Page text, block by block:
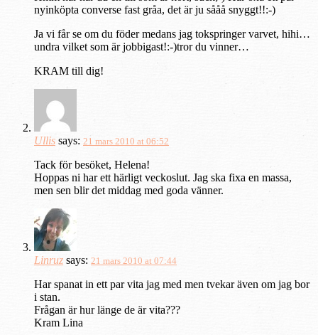
nyinköpta converse fast gråa, det är ju sååå snyggt!!:-)
Ja vi får se om du föder medans jag tokspringer varvet, hihi…
undra vilket som är jobbigast!:-)tror du vinner…
KRAM till dig!
Ullis says: 21 mars 2010 at 06:52
Tack för besöket, Helena!
Hoppas ni har ett härligt veckoslut. Jag ska fixa en massa,
men sen blir det middag med goda vänner.
Linruz says: 21 mars 2010 at 07:44
Har spanat in ett par vita jag med men tvekar även om jag bor
i stan.
Frågan är hur länge de är vita???
Kram Lina